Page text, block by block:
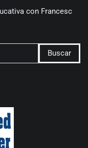
con Francesc